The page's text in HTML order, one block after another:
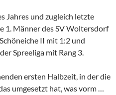
Jahres und zugleich letzte
1. Männer des SV Woltersdorf
II mit 1:2 und
Spreeliga mit Rang 3.
ersten Halbzeit, in der die
umgesetzt hat, was vorm …